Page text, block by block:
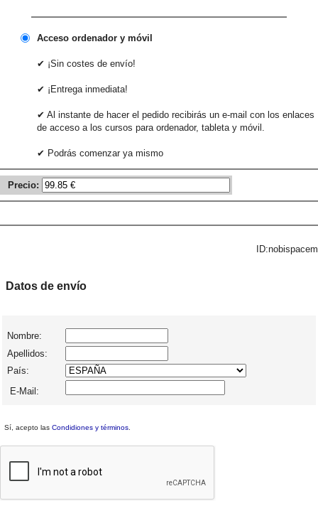
Acceso ordenador y móvil
✔ ¡Sin costes de envío!
✔ ¡Entrega inmediata!
✔ Al instante de hacer el pedido recibirás un e-mail con los enlaces
de acceso a los cursos para ordenador, tableta y móvil.
✔ Podrás comenzar ya mismo
Precio:
ID:nobispacem
Datos de envío
Nombre:
Apellidos:
País:
E-Mail:
Sí, acepto las Condidiones y términos